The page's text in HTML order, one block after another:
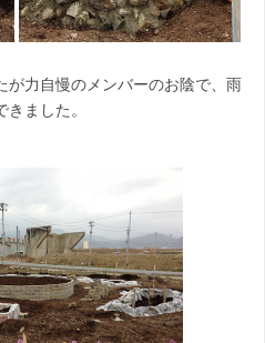
が力自慢のメンバーのお陰で、雨
ました。